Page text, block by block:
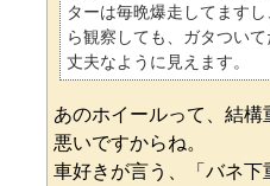
ターは毎晩爆走してます
ら観察しても、ガタつい
丈夫なように見えます。
あのホイールって、結
悪いですからね。
車好きが言う、「バネ